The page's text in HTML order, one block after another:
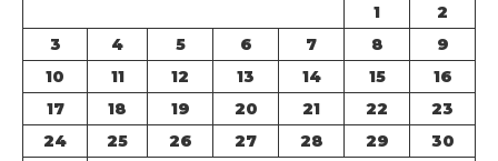
1
2
3
4 5 6 7 8
9
10
11 12 13 14 15
16
17
18 19 20 21 22
23
24
25 26 27 28 29
30